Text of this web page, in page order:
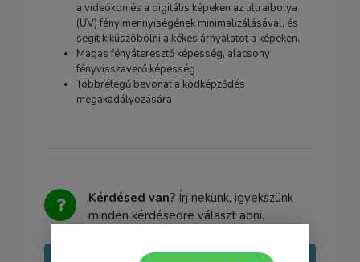
a videókon és a digitális képeken az ultraibolya
(UV) fény mennyiségének minimalizálásával, és
segít kiküszöbölni a kékes árnyalatot a képeken.
Magas fényáteresztő képesség, alacsony
fényvisszaverő képesség
Többrétegű bevonat a ködképződés
megakadályozására
Kérdésed van? Írj nekünk, igyekszünk
minden kérdésedre választ adni.